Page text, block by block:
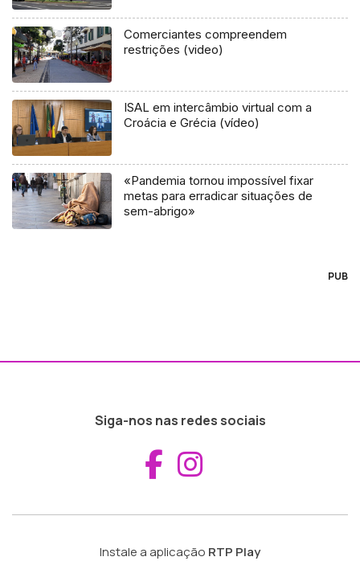
Comerciantes compreendem
restrições (video)
ISAL em intercâmbio virtual com a
Croácia e Grécia (vídeo)
«Pandemia tornou impossível fixar
metas para erradicar situações de
sem-abrigo»
PUB
Siga-nos nas redes sociais
Aceder ao
Instale a aplicação RTP Play